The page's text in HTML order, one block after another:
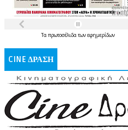
Τα πρωτοσέλιδατων εφημερίδων
CINE ΔΡΑΣΗ